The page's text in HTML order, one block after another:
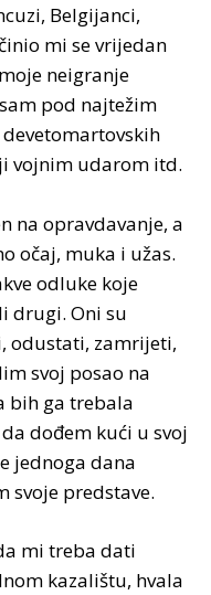
Belgijanci,
mi se vrijedan
neigranje
pod najtežim
vojnim udarom itd.
na opravdavanje, a
očaj, muka i užas.
odluke koje
drugi. Oni su
odustati, zamrijeti,
svoj posao na
bih ga trebala
dođem kući u svoj
jednoga dana
svoje predstave.
mi treba dati
kazalištu, hvala